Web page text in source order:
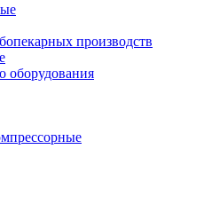
производств
оборудования